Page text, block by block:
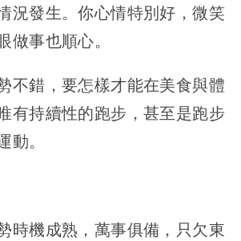
況發生。你心情特別好，微笑
做事也順心。
不錯，要怎樣才能在美食與體
有持續性的跑步，甚至是跑步
。
時機成熟，萬事俱備，只欠東